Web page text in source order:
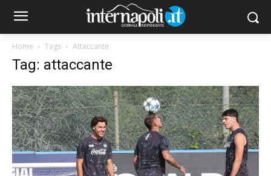
Home Tags Attaccante
Tag: attaccante